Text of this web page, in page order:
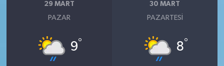
29 MART
PAZAR
9°
30 MART
PAZARTESI
8°